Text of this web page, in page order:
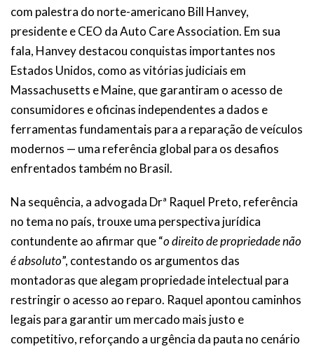
com palestra do norte-americano Bill Hanvey,
presidente e CEO da Auto Care Association. Em sua
fala, Hanvey destacou conquistas importantes nos
Estados Unidos, como as vitórias judiciais em
Massachusetts e Maine, que garantiram o acesso de
consumidores e oficinas independentes a dados e
ferramentas fundamentais para a reparação de veículos
modernos — uma referência global para os desafios
enfrentados também no Brasil.
Na sequência, a advogada Drª Raquel Preto, referência
no tema no país, trouxe uma perspectiva jurídica
contundente ao afirmar que “o direito de propriedade não
é absoluto”, contestando os argumentos das
montadoras que alegam propriedade intelectual para
restringir o acesso ao reparo. Raquel apontou caminhos
legais para garantir um mercado mais justo e
competitivo, reforçando a urgência da pauta no cenário